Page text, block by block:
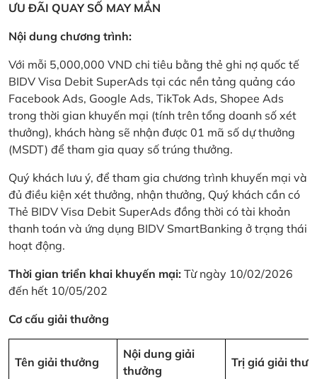
ƯU ĐÃI QUAY SỐ MAY MẮN
Nội dung chương trình:
Với mỗi 5,000,000 VND chi tiêu bằng thẻ ghi nợ quốc tế
BIDV Visa Debit SuperAds tại các nền tảng quảng cáo
Facebook Ads, Google Ads, TikTok Ads, Shopee Ads
trong thời gian khuyến mại (tính trên tổng doanh số xét
thưởng), khách hàng sẽ nhận được 01 mã số dự thưởng
(MSDT) để tham gia quay số trúng thưởng.
Quý khách lưu ý, để tham gia chương trình khuyến mại và
đủ điều kiện xét thưởng, nhận thưởng, Quý khách cần có
Thẻ BIDV Visa Debit SuperAds đồng thời có tài khoản
thanh toán và ứng dụng BIDV SmartBanking ở trạng thái
hoạt động.
Thời gian triển khai khuyến mại: Từ ngày 10/02/2026
đến hết 10/05/202
Cơ cấu giải thưởng
Tên giải thưởng
Nội dung giải
thưởng
Trị giá giải